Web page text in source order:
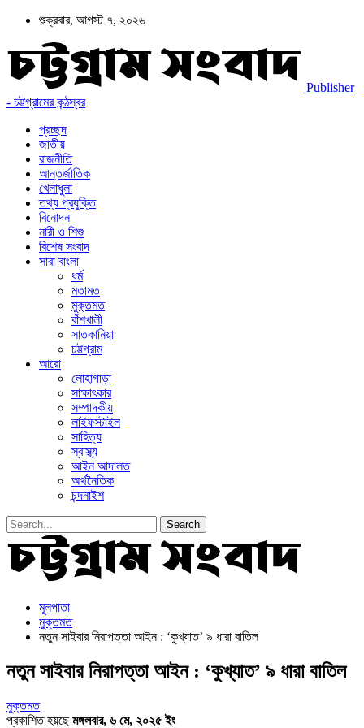
শুক্রবার, আগস্ট ৭, ২০২৬
Publisher
- চট্টগ্রামের কন্ঠস্বর
প্রচ্ছদ
জাতীয়
রাজনীতি
আন্তর্জাতিক
খেলাধুলা
তথ্য প্রযুক্তি
বিনোদন
নারী ও শিশু
বিশেষ সংবাদ
সারা বাংলা
ধর্ম
মতামত
মুক্তমত
বাঁশখালী
সাতকানিয়া
চট্টগ্রাম
আরো
লোহাগাড়া
সাক্ষাৎকার
সম্পাদকীয়
লাইফস্টাইল
সাহিত্য
স্বাস্থ্য
আইন আদালত
অর্থনৈতিক
চন্দনাইশ
মূলপাতা
মুক্তমত
নতুন সাইবার নিরাপত্তা আইন : ‘কুখ্যাত’ ৯ ধারা বাতিল
নতুন সাইবার নিরাপত্তা আইন : ‘কুখ্যাত’ ৯ ধারা বাতিল
মুক্তমত
প্রকাশিত হয়ছেমঙ্গলবার, ৬ মে, ২০২৫ ইং